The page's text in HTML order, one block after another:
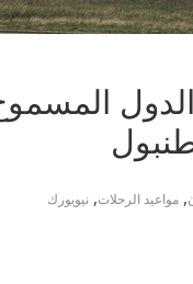
, مواعيد الرحلات, نيويورك